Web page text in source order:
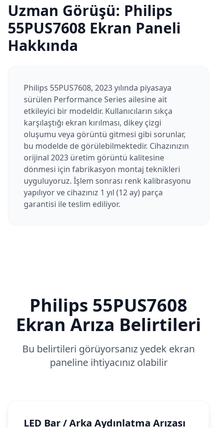
Uzman Görüşü: Philips
55PUS7608 Ekran Paneli
Hakkında
Philips 55PUS7608, 2023 yılında piyasaya
sürülen Performance Series ailesine ait
etkileyici bir modeldir. Kullanıcıların sıkça
karşılaştığı ekran kırılması, dikey çizgi
oluşumu veya görüntü gitmesi gibi sorunlar,
bu modelde de görülebilmektedir. Cihazınızın
orijinal 2023 üretim görüntü kalitesine
dönmesi için fabrikasyon montaj teknikleri
uyguluyoruz. İşlem sonrası renk kalibrasyonu
yapılıyor ve cihazınız 1 yıl (12 ay) parça
garantisi ile teslim ediliyor.
Philips 55PUS7608
Ekran Arıza Belirtileri
Bu belirtileri görüyorsanız yedek ekran
paneline ihtiyacınız olabilir
LED Bar / Arka Aydınlatma Arızası